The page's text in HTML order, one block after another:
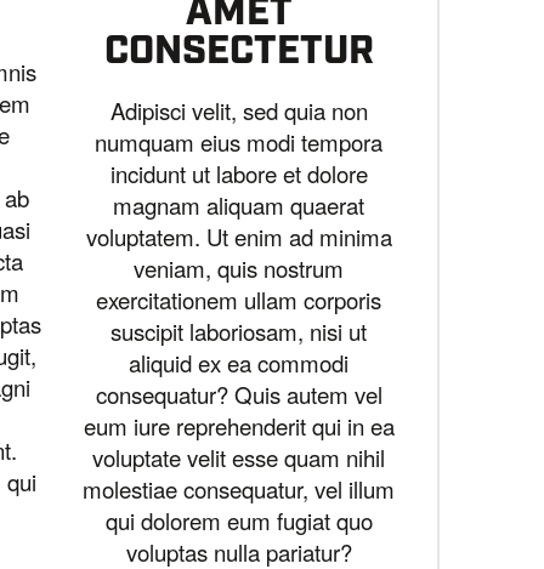
qui
AMET
CONSECTETUR
Adipisci velit, sed quia non
numquam eius modi tempora
incidunt ut labore et dolore
magnam aliquam quaerat
voluptatem. Ut enim ad minima
veniam, quis nostrum
exercitationem ullam corporis
suscipit laboriosam, nisi ut
aliquid ex ea commodi
consequatur? Quis autem vel
eum iure reprehenderit qui in ea
voluptate velit esse quam nihil
molestiae consequatur, vel illum
qui dolorem eum fugiat quo
voluptas nulla pariatur?